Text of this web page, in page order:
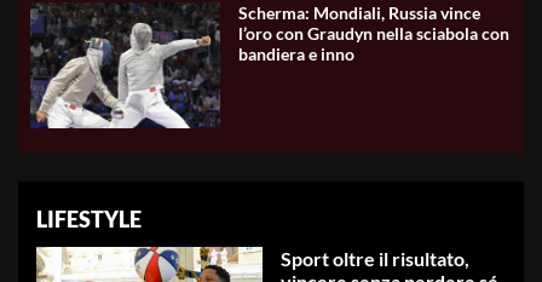
Scherma: Mondiali, Russia vince
l’oro con Graudyn nella sciabola con
bandiera e inno
LIFESTYLE
Sport oltre il risultato,